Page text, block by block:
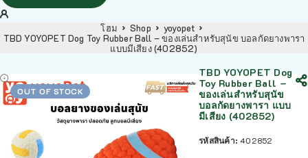
โฮม Shop
yoyopet
TBD YOYOPET Dog Toy Rubber Ball – ของเล่นสำหรับสุนัข บอลกัดยางพารา
แบบมีเสียง (402852)
OUT OF STOCK
TBD YOYOPET Dog
Toy Rubber Ball –
ของเล่นสำหรับสุนัข
บอลกัดยางพารา แบบ
มีเสียง (402852)
รหัสสินค้า:402852